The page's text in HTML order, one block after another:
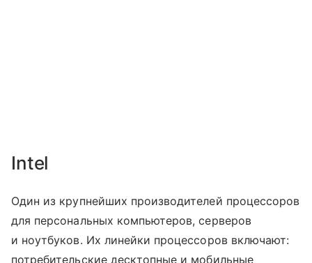
Intel
Один из крупнейших производителей процессоров
для персональных компьютеров, серверов
и ноутбуков. Их линейки процессоров включают:
потребительские десктопные и мобильные